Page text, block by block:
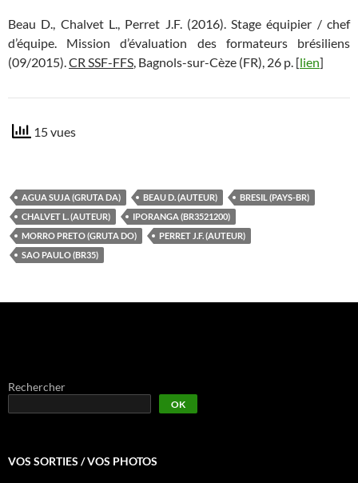
Beau D., Chalvet L., Perret J.F. (2016). Stage équipier / chef
d’équipe. Mission d’évaluation des formateurs brésiliens
(09/2015).CR SSF-FFS, Bagnols-sur-Cèze (FR), 26 p. [lien]
15 vues
AGUA SUJA (GRUTA DA) BEAU D. (AUTEUR)
BRESIL (PAYS-BR)
CHALVET L. (AUTEUR)
IPORANGA (BR3521200)
MORRO PRETO (GRUTA DO)
PERRET J.F. (AUTEUR)
SAO PAULO (BR35)
Rechercher
OK
VOS SORTIES / VOS PHOTOS